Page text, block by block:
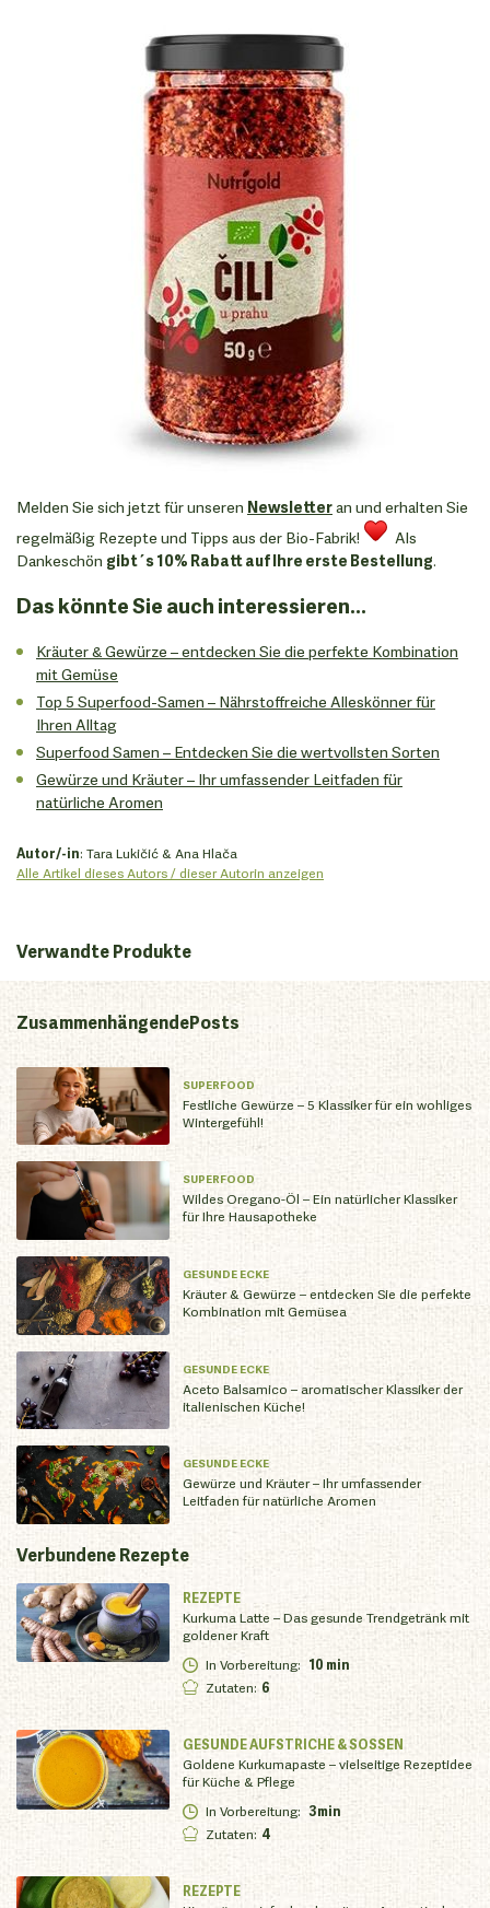
Melden Sie sich jetzt für unseren Newsletteran und erhalten Sie
regelmäßig Rezepte und Tipps aus der Bio-Fabrik!
​​​​​​​ Als
Dankeschön gibt´s 10% Rabatt auf Ihre erste Bestellung.
Das könnte Sie auch interessieren...​​​​​​​
Kräuter & Gewürze – entdecken Sie die perfekte Kombination
mit Gemüse
Top 5 Superfood-Samen – Nährstoffreiche Alleskönner für
Ihren Alltag
Superfood Samen – Entdecken Sie die wertvollsten Sorten
Gewürze und Kräuter – Ihr umfassender Leitfaden für
natürliche Aromen
Autor/-in: Tara Lukičić & Ana Hlača
Alle Artikel dieses Autors / dieser Autorin anzeigen
Verwandte Produkte
ZusammenhängendePosts
SUPERFOOD
Festliche Gewürze – 5 Klassiker für ein wohliges
Wintergefühl!
SUPERFOOD
Wildes Oregano-Öl – Ein natürlicher Klassiker
für Ihre Hausapotheke
GESUNDE ECKE
Kräuter & Gewürze – entdecken Sie die perfekte
Kombination mit Gemüsea
GESUNDE ECKE
Aceto Balsamico – aromatischer Klassiker der
italienischen Küche!
GESUNDE ECKE
Gewürze und Kräuter – Ihr umfassender
Leitfaden für natürliche Aromen
VerbundeneRezepte
REZEPTE
Kurkuma Latte – Das gesunde Trendgetränk mit
goldener Kraft
In Vorbereitung: 10 min
Zutaten: 6
GESUNDE AUFSTRICHE & SOSSEN
Goldene Kurkumapaste – vielseitige Rezeptidee
für Küche & Pflege
In Vorbereitung: 3min
Zutaten: 4
REZEPTE